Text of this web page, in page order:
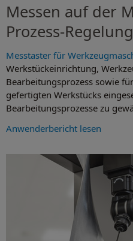
Messen auf der
Prozess-Regelung
Messtaster für
Werkstückeinrichtung,
Bearbeitungsprozess sowie
gefertigten Werkstücks
Bearbeitungsprozesse zu
Anwenderbericht lesen